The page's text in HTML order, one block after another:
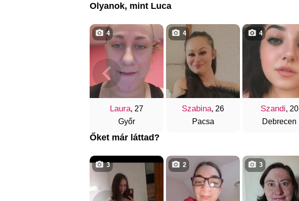
Olyanok, mint Luca
Laura, 27
Győr
4
Szabina, 26
Pacsa
4
Szandi, 20
Debrecen
4
Őket már láttad?
3 2 3